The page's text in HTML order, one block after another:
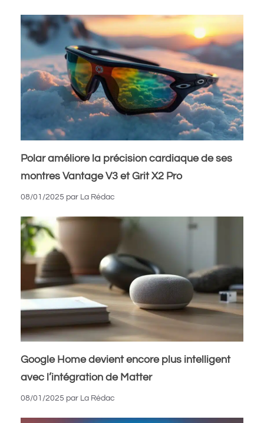
Polar améliore la précision cardiaque de ses
montres Vantage V3 et Grit X2 Pro
08/01/2025 par La Rédac
Google Home devient encore plus intelligent
avec l’intégration de Matter
08/01/2025 par La Rédac